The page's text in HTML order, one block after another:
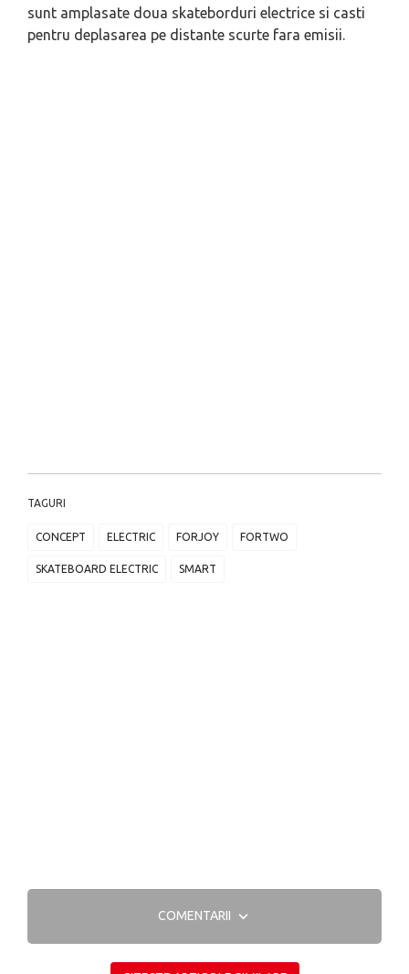
sunt amplasate doua skateborduri electrice si casti
pentru deplasarea pe distante scurte fara emisii.
TAGURI
CONCEPT ELECTRIC FORJOY FORTWO
SKATEBOARD ELECTRIC SMART
COMENTARII